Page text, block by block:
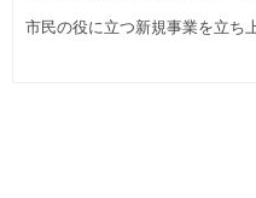
市民の役に立つ新規事業を立ち